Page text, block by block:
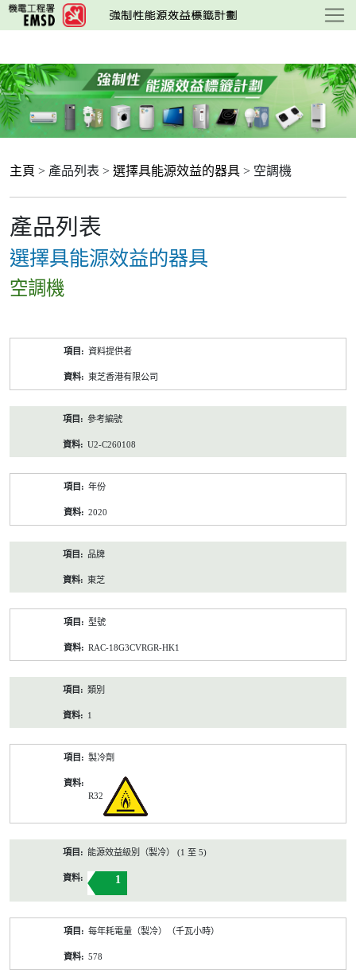
跳
至
要
內
容
主頁 > 產品列表 > 選擇具能源效益的器具 > 空調機
產品列表
選擇具能源效益的器具
空調機
資料提供者
東芝香港有限公司
參考編號
U2-C260108
年份
2020
品牌
東芝
型號
RAC-18G3CVRGR-HK1
類別
1
製冷劑
R32
能源效益級別（製冷） (1 至 5)
1
每年耗電量（製冷）（千瓦小時）
578